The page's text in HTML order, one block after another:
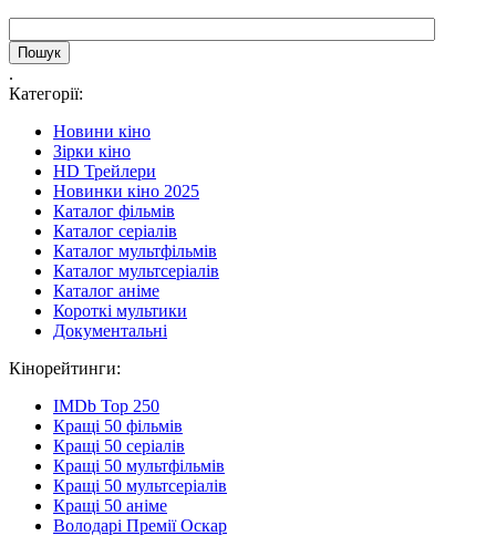
.
Категорії:
Новини кіно
Зірки кіно
HD Трейлери
Новинки кіно 2025
Каталог фільмів
Каталог серіалів
Каталог мультфільмів
Каталог мультсеріалів
Каталог аніме
Короткі мультики
Документальні
Кінорейтинги:
IMDb Top 250
Кращі 50 фільмів
Кращі 50 серіалів
Кращі 50 мультфільмів
Кращі 50 мультсеріалів
Кращі 50 аніме
Володарі Премії Оскар